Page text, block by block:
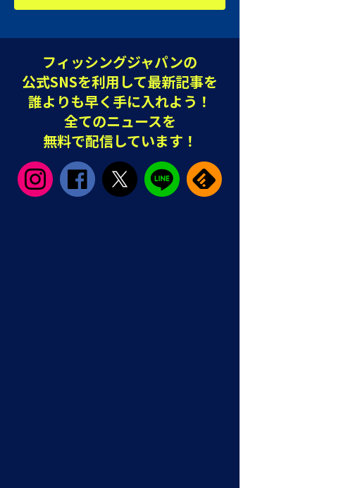
フィッシングジャパンの
公式SNSを利用して最新記事を
誰よりも早く手に入れよう！
全てのニュースを
無料で配信しています！